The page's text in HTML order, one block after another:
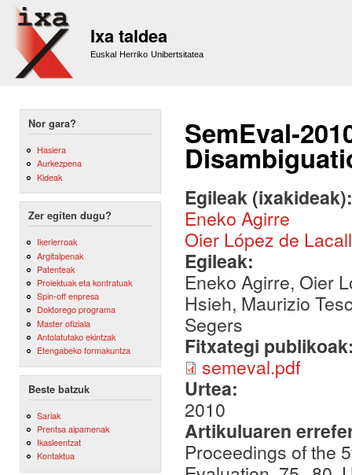
Ixa taldea
Euskal Herriko Unibertsitatea
Nor gara?
Hasiera
Aurkezpena
Kideak
Zer egiten dugu?
Ikerlerroak
Argitalpenak
Patenteak
Proiektuak eta kontratuak
Spin-off enpresa
Doktorego programa
Master ofiziala
Antolatutako ekintzak
Etengabeko formakuntza
Beste batzuk
Sariak
Prentsa aipamenak
Ikasleentzat
Kontaktua
SemEval-
Egileak
Eneko Agirre
Oier López de
Egileak:
Eneko Agirre, Oier
Hsieh, Maurizio
Segers
Fitxategi
semeval.pdf
Urtea:
2010
Artikuluaren
Proceedings of the